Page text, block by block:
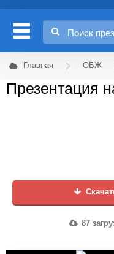
Главная ОБЖ
Презентация
87